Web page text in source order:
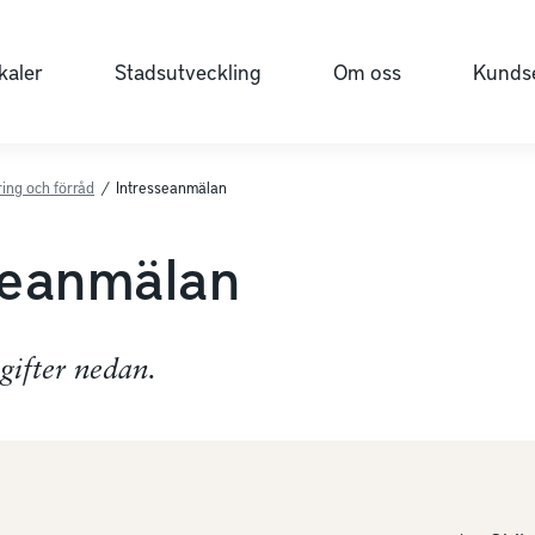
Stadsutveckling Om oss
och förråd / Intresseanmälan
nedan.